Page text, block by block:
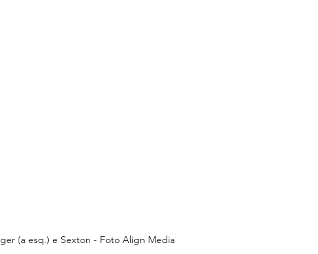
(a esq.) e Sexton - Foto Align Media